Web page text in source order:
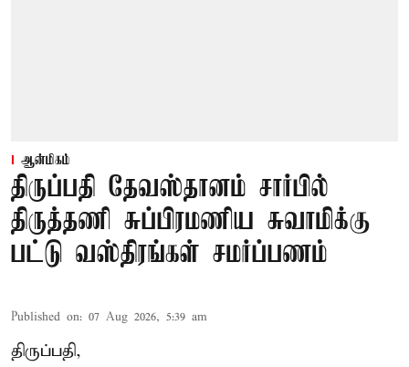
ஆன்மிகம்
திருப்பதி தேவஸ்தானம் சார்பில்
திருத்தணி சுப்பிரமணிய சுவாமிக்கு
பட்டு வஸ்திரங்கள் சமர்ப்பணம்
Published on: 07 Aug 2026, 5:39 am
திருப்பதி,